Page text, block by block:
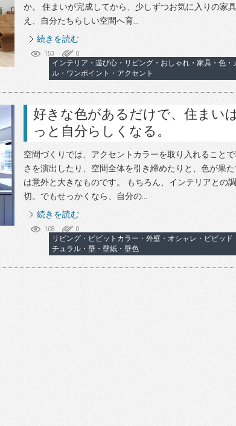
か。 住まいが完成してから、少しずつお気に入りの家
え、自分たちらしい空間へ育...
続きを読む
153 0
インテリア・遊び心・リビング・おしゃれ・家具・色・
ル・ワンポイント・アクセント
好きな色があるだけで、住まい
っと自分らしくなる。
空間づくりでは、アクセントカラーを取り入れること
さを演出したり、空間全体を引き締めたりと、色が果た
は意外と大きなものです。 もちろん、インテリアとの
切。でもせっかくなら、自分の...
続きを読む
108 0
リビング・ビビットカラー・外壁・オシャレ・ビビッド
チュラル・壁・壁紙・壁色